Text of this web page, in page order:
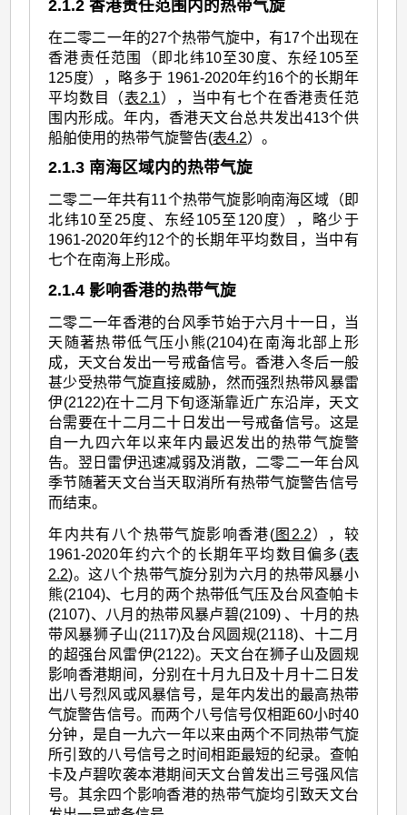
2.1.2 香港责任范围内的热带气旋
在二零二一年的27个热带气旋中，有17个出现在
香港责任范围（即北纬10至30度、东经105至
125度），略多于 1961-2020年约16个的长期年
平均数目（表2.1），当中有七个在香港责任范
围内形成。年内，香港天文台总共发出413个供
船舶使用的热带气旋警告(表4.2）。
2.1.3 南海区域内的热带气旋
二零二一年共有11个热带气旋影响南海区域（即
北纬10至25度、东经105至120度），略少于
1961-2020年约12个的长期年平均数目，当中有
七个在南海上形成。
2.1.4 影响香港的热带气旋
二零二一年香港的台风季节始于六月十一日，当
天随著热带低气压小熊(2104)在南海北部上形
成，天文台发出一号戒备信号。香港入冬后一般
甚少受热带气旋直接威胁，然而强烈热带风暴雷
伊(2122)在十二月下旬逐渐靠近广东沿岸，天文
台需要在十二月二十日发出一号戒备信号。这是
自一九四六年以来年内最迟发出的热带气旋警
告。翌日雷伊迅速减弱及消散，二零二一年台风
季节随著天文台当天取消所有热带气旋警告信号
而结束。
年内共有八个热带气旋影响香港(图2.2），较
1961-2020年约六个的长期年平均数目偏多(表
2.2)。这八个热带气旋分别为六月的热带风暴小
熊(2104)、七月的两个热带低气压及台风查帕卡
(2107)、八月的热带风暴卢碧(2109) 、十月的热
带风暴狮子山(2117)及台风圆规(2118)、十二月
的超强台风雷伊(2122)。天文台在狮子山及圆规
影响香港期间，分别在十月九日及十月十二日发
出八号烈风或风暴信号，是年内发出的最高热带
气旋警告信号。而两个八号信号仅相距60小时40
分钟，是自一九六一年以来由两个不同热带气旋
所引致的八号信号之时间相距最短的纪录。查帕
卡及卢碧吹袭本港期间天文台曾发出三号强风信
号。其余四个影响香港的热带气旋均引致天文台